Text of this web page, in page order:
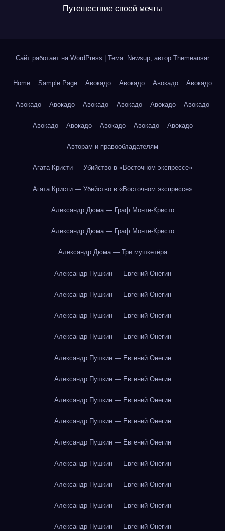
Путешествие своей мечты
Сайт работает на WordPress Тема: Newsup, автор Themeansar
Home Sample Page Авокадо Авокадо Авокадо Авокадо
Авокадо Авокадо Авокадо Авокадо Авокадо Авокадо
Авокадо Авокадо Авокадо Авокадо Авокадо
Авторам и правообладателям
Агата Кристи — Убийство в «Восточном экспрессе»
Агата Кристи — Убийство в «Восточном экспрессе»
Александр Дюма — Граф Монте-Кристо
Александр Дюма — Граф Монте-Кристо
Александр Дюма — Три мушкетёра
Александр Пушкин — Евгений Онегин
Александр Пушкин — Евгений Онегин
Александр Пушкин — Евгений Онегин
Александр Пушкин — Евгений Онегин
Александр Пушкин — Евгений Онегин
Александр Пушкин — Евгений Онегин
Александр Пушкин — Евгений Онегин
Александр Пушкин — Евгений Онегин
Александр Пушкин — Евгений Онегин
Александр Пушкин — Евгений Онегин
Александр Пушкин — Евгений Онегин
Александр Пушкин — Евгений Онегин
Александр Пушкин — Евгений Онегин